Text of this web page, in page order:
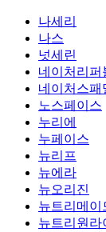
나세리
나스
넛세린
네이처리퍼
네이처스패
노스페이스
누리에
누페이스
뉴리프
뉴에라
뉴오리진
뉴트리메이
뉴트리원라